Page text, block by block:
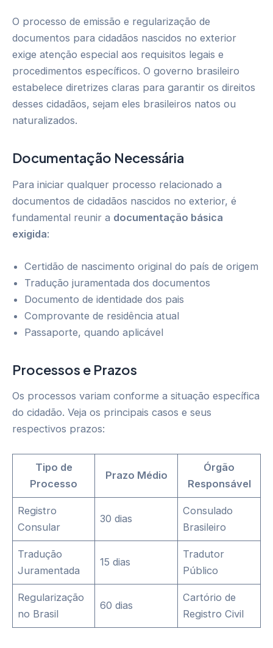
O processo de emissão e regularização de
documentos para cidadãos nascidos no exterior
exige atenção especial aos requisitos legais e
procedimentos específicos. O governo brasileiro
estabelece diretrizes claras para garantir os direitos
desses cidadãos, sejam eles brasileiros natos ou
naturalizados.
Documentação Necessária
Para iniciar qualquer processo relacionado a
documentos de cidadãos nascidos no exterior, é
fundamental reunir a documentação básica
exigida:
Certidão de nascimento original do país de origem
Tradução juramentada dos documentos
Documento de identidade dos pais
Comprovante de residência atual
Passaporte, quando aplicável
Processos e Prazos
Os processos variam conforme a situação específica
do cidadão. Veja os principais casos e seus
respectivos prazos:
Tipo de
Processo
Prazo Médio
Órgão
Responsável
Registro
Consular
30 dias
Consulado
Brasileiro
Tradução
Juramentada
15 dias
Tradutor
Público
Regularização
no Brasil
60 dias
Cartório de
Registro Civil